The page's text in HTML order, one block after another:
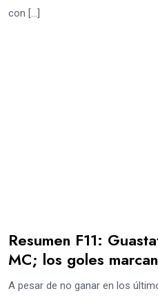
con […]
Resumen F11:
MC; los goles
A pesar de no ganar en los